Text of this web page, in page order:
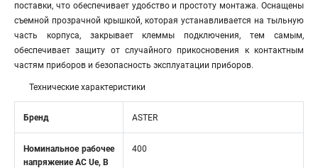
поставки, что обеспечивает удобство и простоту монтажа. Оснащены
съемной прозрачной крышкой, которая устанавливается на тыльную
часть корпуса, закрывает клеммы подключения, тем самым,
обеспечивает защиту от случайного прикосновения к контактным
частям приборов и безопасность эксплуатации приборов.
Технические характеристики
Бренд ASTER
Номинальное рабочее
напряжение AC Ue, В
400